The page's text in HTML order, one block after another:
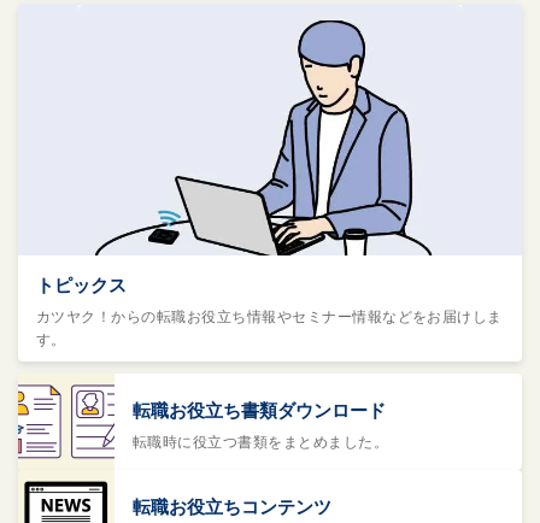
トピックス
カツヤク！からの転職お役立ち情報やセミナー情報などをお届けしま
す。
転職お役立ち書類ダウンロード
転職時に役立つ書類をまとめました。
転職お役立ちコンテンツ